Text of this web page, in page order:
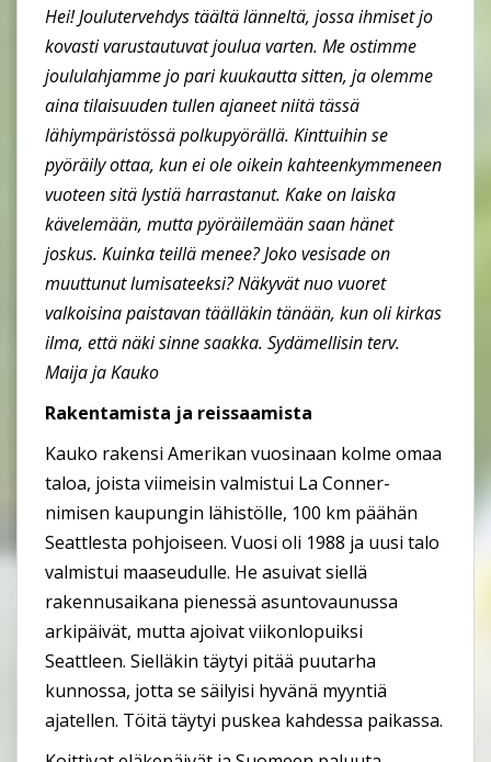
Hei! Joulutervehdys täältä länneltä, jossa ihmiset jo
kovasti varustautuvat joulua varten. Me ostimme
joululahjamme jo pari kuukautta sitten, ja olemme
aina tilaisuuden tullen ajaneet niitä tässä
lähiympäristössä polkupyörällä. Kinttuihin se
pyöräily ottaa, kun ei ole oikein kahteenkymmeneen
vuoteen sitä lystiä harrastanut. Kake on laiska
kävelemään, mutta pyöräilemään saan hänet
joskus. Kuinka teillä menee? Joko vesisade on
muuttunut lumisateeksi? Näkyvät nuo vuoret
valkoisina paistavan täälläkin tänään, kun oli kirkas
ilma, että näki sinne saakka. Sydämellisin terv.
Maija ja Kauko
Rakentamista ja reissaamista
Kauko rakensi Amerikan vuosinaan kolme omaa
taloa, joista viimeisin valmistui La Conner-
nimisen kaupungin lähistölle, 100 km päähän
Seattlesta pohjoiseen. Vuosi oli 1988 ja uusi talo
valmistui maaseudulle. He asuivat siellä
rakennusaikana pienessä asuntovaunussa
arkipäivät, mutta ajoivat viikonlopuiksi
Seattleen. Sielläkin täytyi pitää puutarha
kunnossa, jotta se säilyisi hyvänä myyntiä
ajatellen. Töitä täytyi puskea kahdessa paikassa.